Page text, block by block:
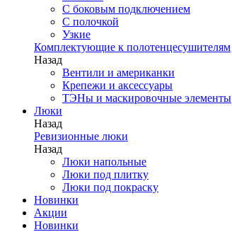
С боковым подключением
С полочкой
Узкие
Комплектующие к полотенцесушителям
Назад
Вентили и американки
Крепежи и аксессуары
ТЭНы и маскировочные элементы
Люки
Назад
Ревизионные люки
Назад
Люки напольные
Люки под плитку
Люки под покраску
Новинки
Акции
Новинки